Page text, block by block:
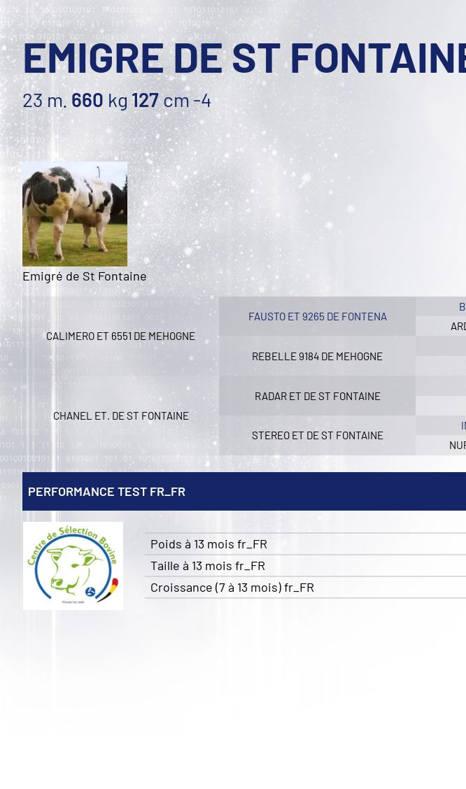
EMIGRE DE ST
23 m. 660 kg 127cm -4
Emigré de St Fontaine
CALIMERO ET 6551 DE MEHOGNE
FAUSTO ET 9265 DE FONTENA
REBELLE 9184 DE MEHOGNE
CHANEL ET. DE ST FONTAINE
RADAR ET DE ST FONTAINE
STEREO ET DE ST FONTAINE
PERFORMANCE TEST FR_FR
Poids à 13 mois fr_FR
Taille à 13 mois fr_FR
Croissance (7 à 13 mois) fr_FR